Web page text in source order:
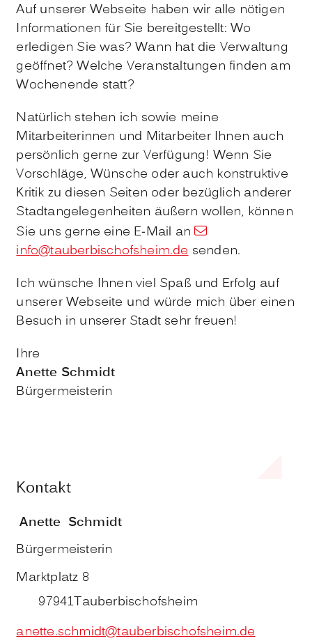
Auf unserer Webseite haben wir alle nötigen
Informationen für Sie bereitgestellt: Wo
erledigen Sie was? Wann hat die Verwaltung
geöffnet? Welche Veranstaltungen finden am
Wochenende statt?
Natürlich stehen ich sowie meine
Mitarbeiterinnen und Mitarbeiter Ihnen auch
persönlich gerne zur Verfügung! Wenn Sie
Vorschläge, Wünsche oder auch konstruktive
Kritik zu diesen Seiten oder bezüglich anderer
Stadtangelegenheiten äußern wollen, können
Sie uns gerne eine E-Mail an
info@tauberbischofsheim.desenden.
Ich wünsche Ihnen viel Spaß und Erfolg auf
unserer Webseite und würde mich über einen
Besuch in unserer Stadt sehr freuen!
Ihre
Anette Schmidt
Bürgermeisterin
Kontakt
Anette Schmidt
Bürgermeisterin
Marktplatz 8
97941Tauberbischofsheim
anette.schmidt@tauberbischofsheim.de